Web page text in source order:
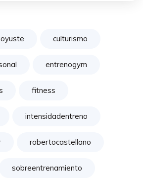
culturismo
entrenogym
fitness
intensidadentreno
robertocastellano
sobreentrenamiento